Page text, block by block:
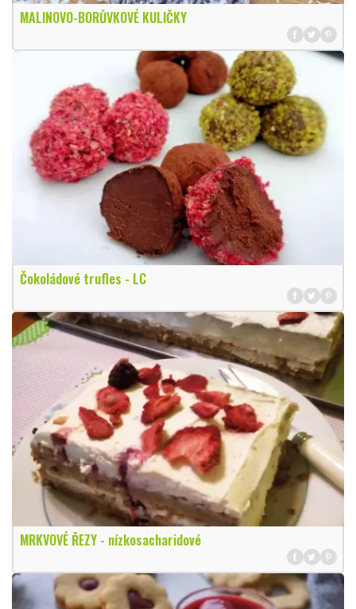
MALINOVO-BORŮVKOVÉ KULIČKY
Čokoládové trufles - LC
MRKVOVÉ ŘEZY - nízkosacharidové